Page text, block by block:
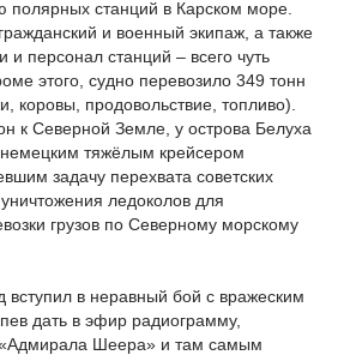
полярных станций в Карском море.
и военный экипаж, а также
и персонал станций – всего чуть
этого, судно перевозило 349 тонн
коровы, продовольствие, топливо).
к Северной Земле, у острова Белуха
немецким тяжёлым крейсером
задачу перехвата советских
ледоколов для
грузов по Северному морскому
вступил в неравный бой с вражеским
дать в эфир радиограмму,
Шеера» и там самым